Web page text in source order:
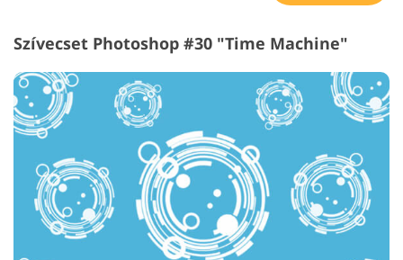
Szívecset Photoshop #30 "Time Machine"